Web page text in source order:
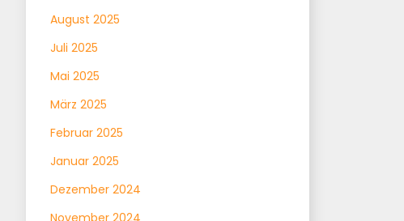
August 2025
Juli 2025
Mai 2025
März 2025
Februar 2025
Januar 2025
Dezember 2024
November 2024